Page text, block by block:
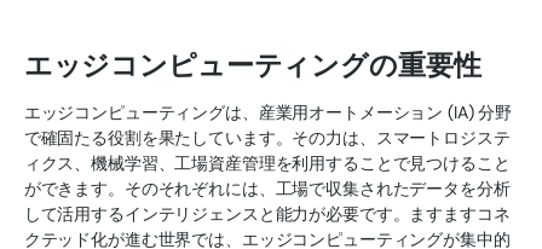
エッジコンピューティングの重要性
エッジコンピューティングは、産業用オートメーション (IA) 分野
で確固たる役割を果たしています。その力は、スマートロジステ
ィクス、機械学習、工場資産管理を利用することで見つけること
ができます。そのそれぞれには、工場で収集されたデータを分析
して活用するインテリジェンスと能力が必要です。ますますコネ
クテッド化が進む世界では、エッジコンピューティングが集中的